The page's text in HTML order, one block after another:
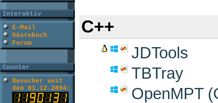
Interaktiv
E-Mail
Gästebuch
Forum
Counter
Besucher seit
dem 01.12.2004:
C++
JDTools
TBTray
OpenMPT